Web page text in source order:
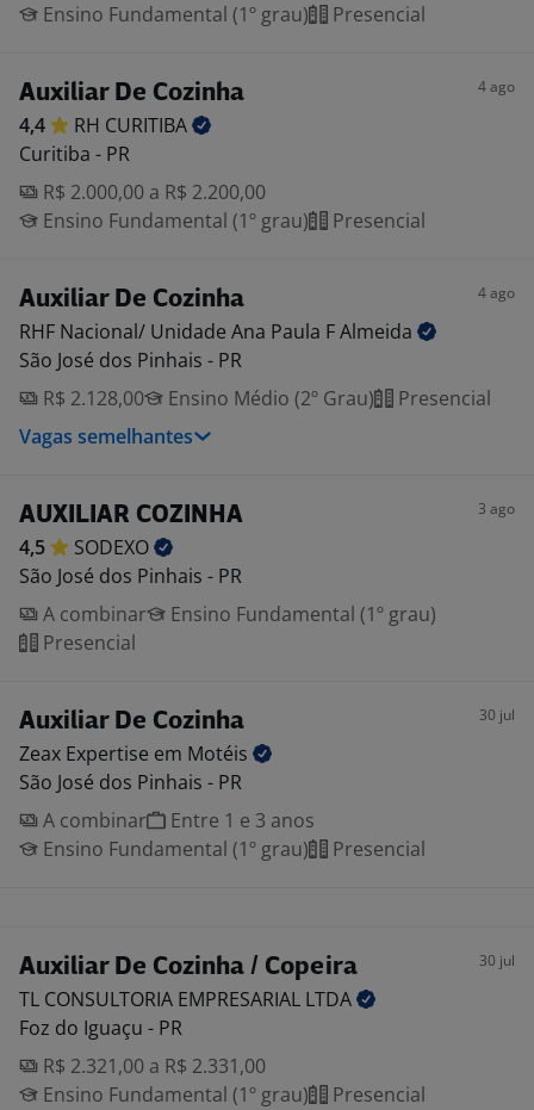
Ensino Fundamental (1º grau)
Presencial
Auxiliar De Cozinha 4 ago
4,4 RH CURITIBA
Curitiba - PR
R$ 2.000,00 a R$ 2.200,00
Ensino Fundamental (1º grau)
Presencial
Auxiliar De Cozinha 4 ago
RHF Nacional/ Unidade Ana Paula FAlmeida
São José dos Pinhais - PR
R$ 2.128,00
Ensino Médio (2º Grau)
Presencial
Vagas semelhantes
AUXILIAR COZINHA 3 ago
4,5
SODEXO
São José dos Pinhais - PR
A combinar
Ensino Fundamental (1º grau)
Presencial
Auxiliar De Cozinha 30 jul
Zeax Expertise em Motéis
São José dos Pinhais - PR
A combinar
Entre 1 e 3 anos
Ensino Fundamental (1º grau)
Presencial
Auxiliar De Cozinha / Copeira 30 jul
TL CONSULTORIA EMPRESARIAL LTDA
Foz do Iguaçu - PR
R$ 2.321,00 a R$ 2.331,00
Ensino Fundamental (1º grau)
Presencial